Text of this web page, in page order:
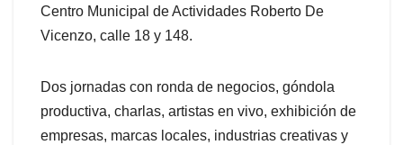
Centro Municipal de Actividades Roberto De
Vicenzo, calle 18 y 148.
Dos jornadas con ronda de negocios, góndola
productiva, charlas, artistas en vivo, exhibición de
empresas, marcas locales, industrias creativas y